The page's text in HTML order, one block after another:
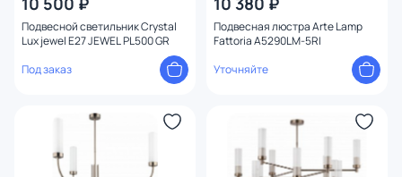
Подвесной светильник Crystal
Lux jewel E27 JEWEL PL500 GR
Под заказ
Подвесная люстра Arte Lamp
Fattoria A5290LM-5RI
Уточняйте
Количество ламп
Вид лампы
Цвет свечения